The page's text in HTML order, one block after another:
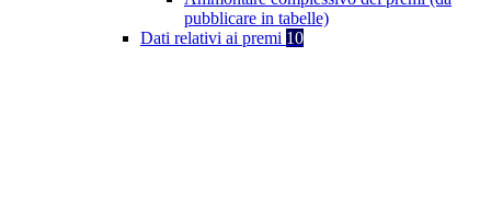
pubblicare in tabelle)
Dati relativi ai premi 10